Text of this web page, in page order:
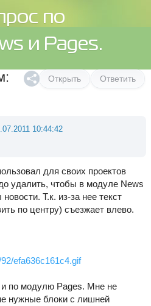
по
и Pages.
Открыть Ответить
10:44:42
для своих проектов
удалить, чтобы в модуле News
Т.к. из-за нее текст
по центру) съезжает влево.
efa636c161c4.gif
и по модулю Pages. Мне не
нужные блоки с лишней